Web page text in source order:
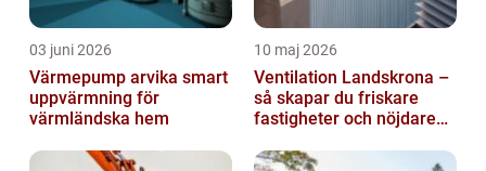
03 juni 2026
Värmepump arvika smart
uppvärmning för
värmländska hem
10 maj 2026
Ventilation Landskrona –
så skapar du friskare
fastigheter och nöjdare